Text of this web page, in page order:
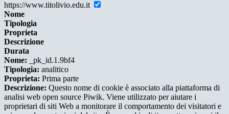
https://www.titolivio.edu.it
Nome
Tipologia
Proprieta
Descrizione
Durata
Nome: _pk_id.1.9bf4
Tipologia: analitico
Proprieta: Prima parte
Descrizione: Questo nome di cookie è associato alla piattaforma di
analisi web open source Piwik. Viene utilizzato per aiutare i
proprietari di siti Web a monitorare il comportamento dei visitatori e